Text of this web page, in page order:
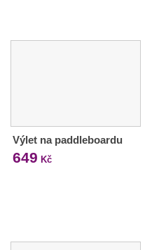
Výlet na paddleboardu
649 Kč